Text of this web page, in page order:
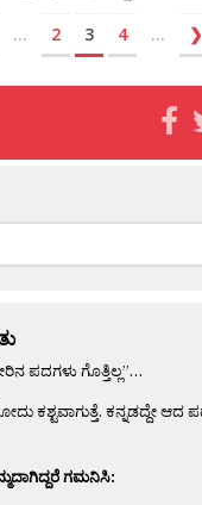
... 2 3 4 ... ❯
ಪದಗಳು ಗೊತ್ತಿಲ್ಲ”…
ಕಶ್ಟವಾಗುತ್ತೆ. ಕನ್ನಡದ್ದೇ ಆದ
ಗಮನಿಸಿ: